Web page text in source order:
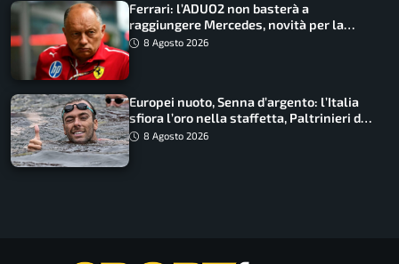
Ferrari: l’ADUO2 non basterà a
raggiungere Mercedes, novità per la
Macarena
8 Agosto 2026
Europei nuoto, Senna d’argento: l’Italia
sfiora l’oro nella staffetta, Paltrinieri da
urlo, il bilancio azzurro
8 Agosto 2026